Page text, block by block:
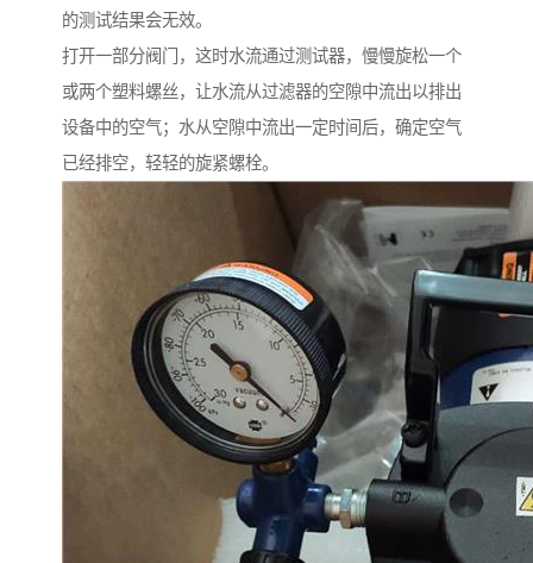
的测试结果会无效。
打开一部分阀门，这时水流通过测试器，慢慢旋松一个
或两个塑料螺丝，让水流从过滤器的空隙中流出以排出
设备中的空气；水从空隙中流出一定时间后，确定空气
已经排空，轻轻的旋紧螺栓。